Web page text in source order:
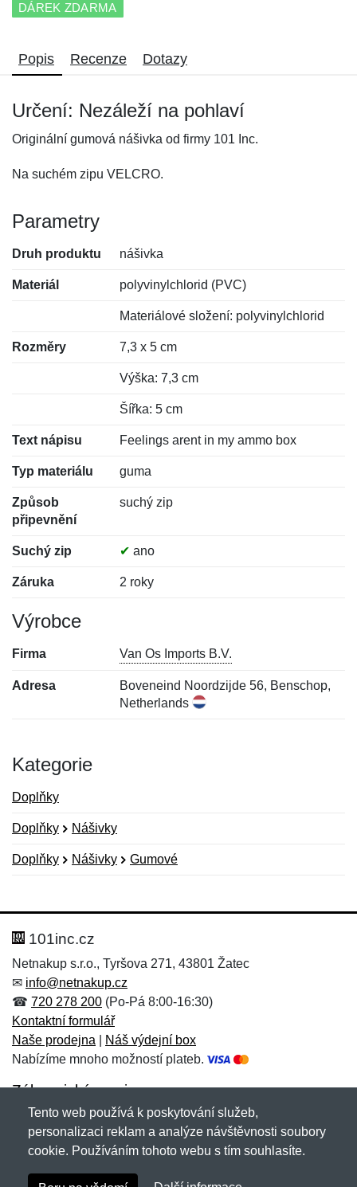
DÁREK ZDARMA
Popis Recenze Dotazy
Určení: Nezáleží na pohlaví
Originální gumová nášivka od firmy 101 Inc.
Na suchém zipu VELCRO.
Parametry
Druh produktu nášivka
Materiál polyvinylchlorid (PVC)
Materiálové složení: polyvinylchlorid
Rozměry 7,3 x 5 cm
Výška: 7,3 cm
Šířka: 5 cm
Text nápisu Feelings arent in my ammo box
Typ materiálu guma
Způsob
připevnění
suchý zip
Suchý zip ✔ ano
Záruka 2 roky
Výrobce
Firma Van Os Imports B.V.
Adresa
Boveneind Noordzijde 56, Benschop,
Netherlands
Kategorie
Doplňky
Doplňky Nášivky
Doplňky Nášivky Gumové
Hodnocení:
Jméno: *
Zpráva*
Jméno:
E-mail:*
101inc.cz
Netnakup s.r.o., Tyršova 271, 43801 Žatec
✉ info@netnakup.cz
☎ 720 278 200 (Po-Pá 8:00-16:30)
Kontaktní formulář
Naše prodejna
Náš výdejní box
Nabízíme mnoho možností plateb.
Zákaznický servis
Novinky emailem
Copyright © 2007-2026 (19 let s vámi)Netnakup.cz
Tento web používá k poskytování služeb,
personalizaci reklam a analýze návštěvnosti soubory
cookie. Používáním tohoto webu s tím souhlasíte.